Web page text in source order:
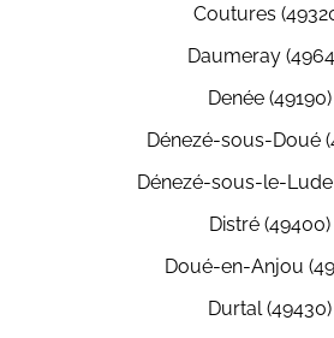
Coutures
Daumeray
Denée (49190)
Dénezé-sous-Doué
Dénezé-sous-le-Lude
Distré (49400)
Doué-en-Anjou
Durtal (49430)